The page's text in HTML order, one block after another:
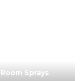
Room Sprays